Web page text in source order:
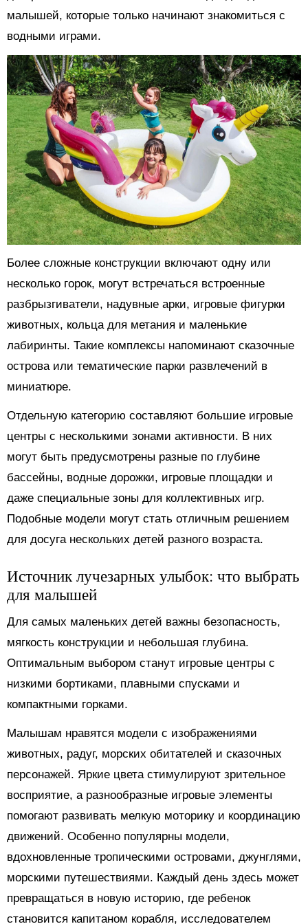
малышей, которые только начинают знакомиться с
водными играми.
Более сложные конструкции включают одну или
несколько горок, могут встречаться встроенные
разбрызгиватели, надувные арки, игровые фигурки
животных, кольца для метания и маленькие
лабиринты. Такие комплексы напоминают сказочные
острова или тематические парки развлечений в
миниатюре.
Отдельную категорию составляют большие игровые
центры с несколькими зонами активности. В них
могут быть предусмотрены разные по глубине
бассейны, водные дорожки, игровые площадки и
даже специальные зоны для коллективных игр.
Подобные модели могут стать отличным решением
для досуга нескольких детей разного возраста.
Источник лучезарных улыбок: что выбрать
для малышей
Для самых маленьких детей важны безопасность,
мягкость конструкции и небольшая глубина.
Оптимальным выбором станут игровые центры с
низкими бортиками, плавными спусками и
компактными горками.
Малышам нравятся модели с изображениями
животных, радуг, морских обитателей и сказочных
персонажей. Яркие цвета стимулируют зрительное
восприятие, а разнообразные игровые элементы
помогают развивать мелкую моторику и координацию
движений. Особенно популярны модели,
вдохновленные тропическими островами, джунглями,
морскими путешествиями. Каждый день здесь может
превращаться в новую историю, где ребенок
становится капитаном корабля, исследователем